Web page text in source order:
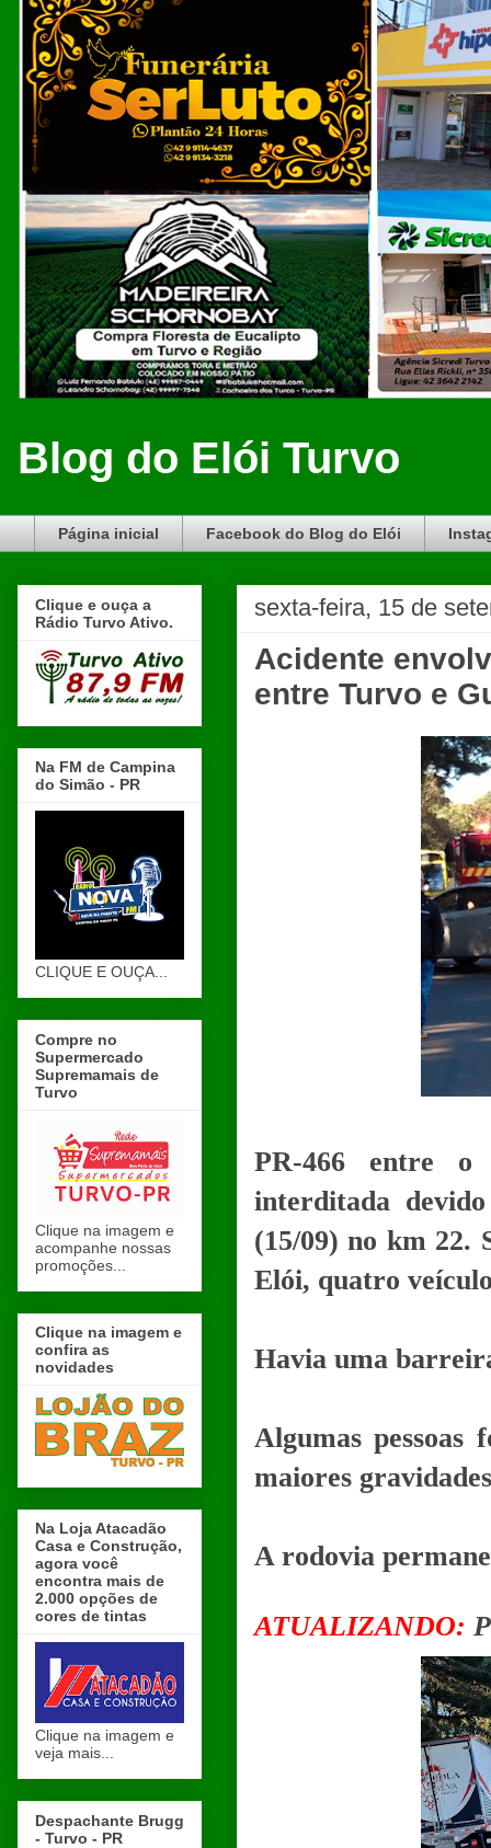
Blog do Elói Turvo
Página inicial Facebook do Blog do Elói
sexta-feira, 15 de
Acidente
entre Turvo e
PR-466 entre
interditada
(15/09) no km 22.
Elói, quatro
Havia uma
Algumas pessoas
maiores
A rodovia
ATUALIZANDO:
Clique e ouça a
Rádio Turvo Ativo.
Na FM de Campina
do Simão - PR
CLIQUE E OUÇA...
Compre no
Supermercado
Supremamais de
Turvo
Clique na imagem e
acompanhe nossas
promoções...
Clique na imagem e
confira as
novidades
Na Loja Atacadão
Casa e Construção,
agora você
encontra mais de
2.000 opções de
cores de tintas
Clique na imagem e
veja mais...
Despachante Brugg
- Turvo - PR